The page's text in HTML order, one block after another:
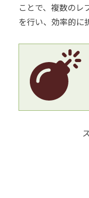
ことで、複数のレ
を行い、効率的に